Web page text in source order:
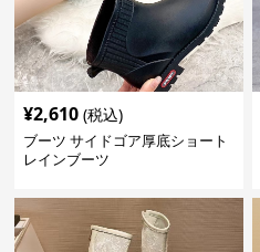
¥2,610 (税込)
ブーツ サイドゴア厚底ショート
レインブーツ